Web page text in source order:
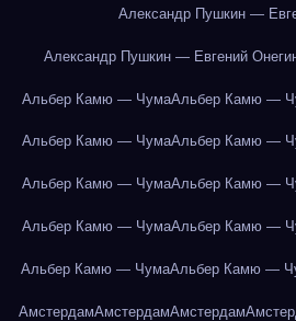
Александр Пушкин —
Александр Пушкин — Евгений
Альбер Камю — ЧумаАльбер Камю —
Альбер Камю — ЧумаАльбер Камю —
Альбер Камю — ЧумаАльбер Камю —
Альбер Камю — ЧумаАльбер Камю —
Альбер Камю — ЧумаАльбер Камю —
АмстердамАмстердамАмстердам